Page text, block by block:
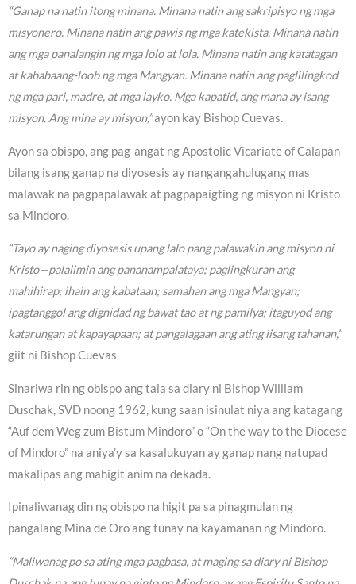
“Ganap na natin itong minana. Minana natin ang sakripisyo ng mga
misyonero. Minana natin ang pawis ng mga katekista. Minana natin
ang mga panalangin ng mga lolo at lola. Minana natin ang katatagan
at kababaang-loob ng mga Mangyan. Minana natin ang paglilingkod
ng mga pari, madre, at mga layko. Mga kapatid, ang mana ay isang
misyon. Ang mina ay misyon,”ayon kay Bishop Cuevas.
Ayon sa obispo, ang pag-angat ng Apostolic Vicariate of Calapan
bilang isang ganap na diyosesis ay nangangahulugang mas
malawak na pagpapalawak at pagpapaigting ng misyon ni Kristo
sa Mindoro.
“Tayo ay naging diyosesis upang lalo pang palawakin ang misyon ni
Kristo—palalimin ang pananampalataya; paglingkuran ang
mahihirap; ihain ang kabataan; samahan ang mga Mangyan;
ipagtanggol ang dignidad ng bawat tao at ng pamilya; itaguyod ang
katarungan at kapayapaan; at pangalagaan ang ating iisang tahanan,”
giit ni Bishop Cuevas.
Sinariwa rin ng obispo ang tala sa diary ni Bishop William
Duschak, SVD noong 1962, kung saan isinulat niya ang katagang
“Auf dem Weg zum Bistum Mindoro” o “On the way to the Diocese
of Mindoro” na aniya’y sa kasalukuyan ay ganap nang natupad
makalipas ang mahigit anim na dekada.
Ipinaliwanag din ng obispo na higit pa sa pinagmulan ng
pangalang Mina de Oro ang tunay na kayamanan ng Mindoro.
“Maliwanag po sa ating mga pagbasa, at maging sa diary ni Bishop